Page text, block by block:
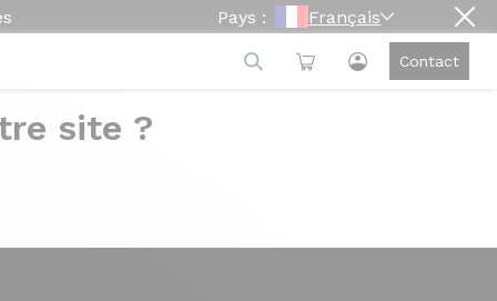
Pays : Français
Contact
site ?